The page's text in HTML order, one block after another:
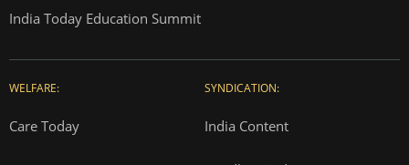
India Today Education Summit
WELFARE:
Care Today
SYNDICATION:
India Content